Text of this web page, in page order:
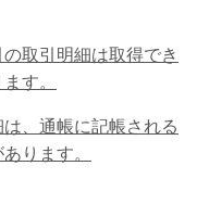
取引明細は取得でき
す。
、通帳に記帳される
ります。